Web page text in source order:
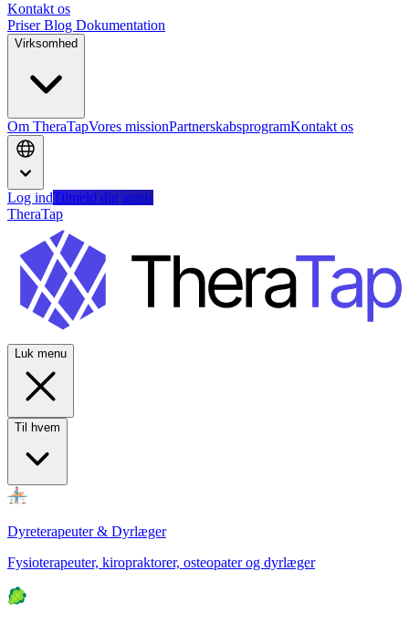
Kontakt os
PriserBlog Dokumentation
Virksomhed
Om TheraTapVores missionPartnerskabsprogramKontakt os
Log indTilmeld dig gratis
TheraTap
Luk menu
Til hvem
Dyreterapeuter & Dyrlæger
Fysioterapeuter, kiropraktorer, osteopater og dyrlæger